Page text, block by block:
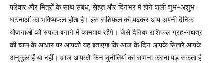
परिवार और मित्रों के साथ संबंध, सेहत और दिनभर में होने वाली शुभ-अशुभ
घटनाओं का भविष्यफल होता है। इस राशिफल को पढ़कर आप अपनी दैनिक
योजनाओं को सफल बनाने में कामयाब रहेंगे। जैसे दैनिक राशिफल ग्रह-नक्षत्र
की चाल के आधार पर आपको यह बताएगा कि आज के दिन आपके सितारे आपके
अनुकूल हैं या नहीं। आज आपको किन चुनौतियों का सामना करना पड़ सकता है